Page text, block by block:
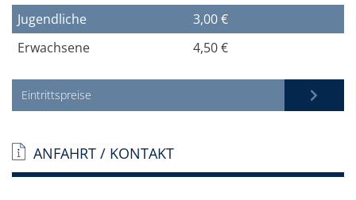
Jugendliche
3,00 €
Erwachsene
4,50 €
Eintrittspreise
ANFAHRT / KONTAKT